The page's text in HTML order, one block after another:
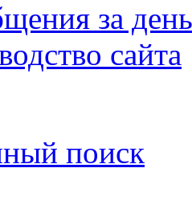
за день
сайта
поиск